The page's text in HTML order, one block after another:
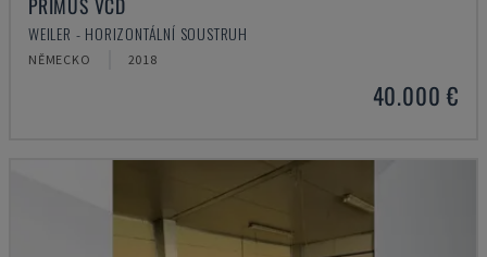
WEILER - HORIZONTÁLNÍ SOUSTRUH
NĚMECKO 2018
40.000 €